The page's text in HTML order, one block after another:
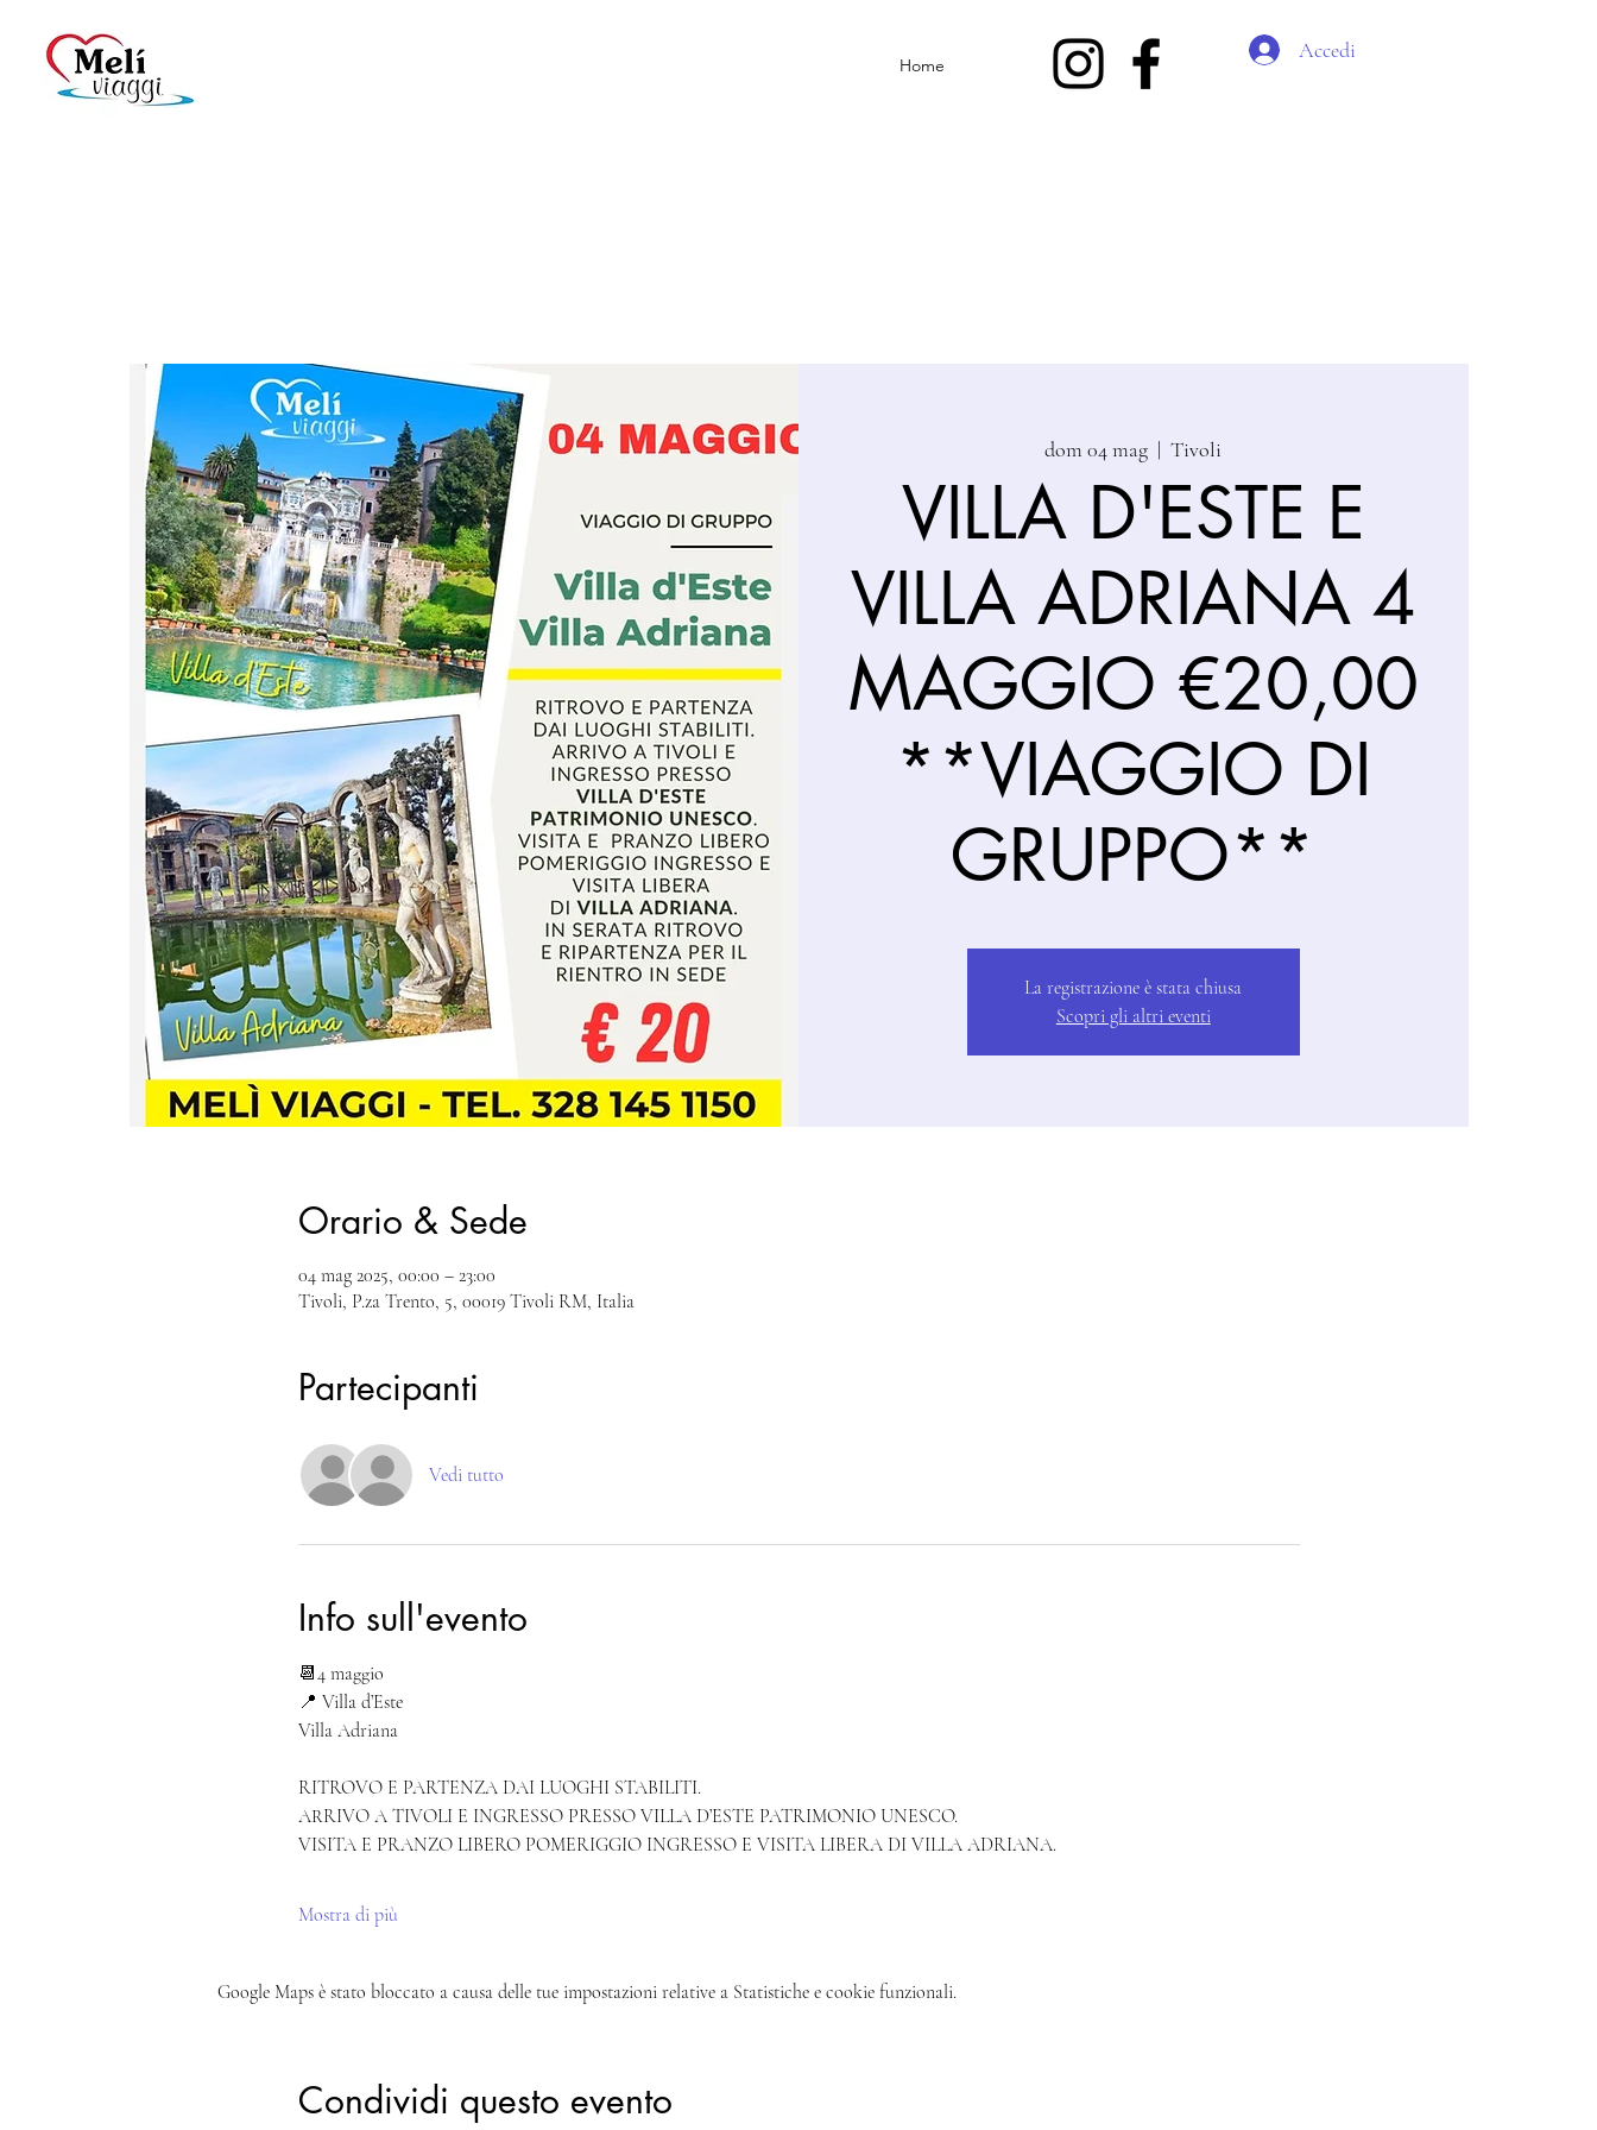
Home
Accedi
dom 04 mag
  |
Tivoli
VILLA D'ESTE E
VILLA ADRIANA 4
MAGGIO €20,00
**VIAGGIO DI
GRUPPO**
La registrazione è stata chiusa
Scopri gli altri eventi
Orario & Sede
04 mag 2025, 00:00 – 23:00
Tivoli, P.za Trento, 5, 00019 Tivoli RM, Italia
Partecipanti
Vedi tutto
Info sull'evento
📆4 maggio
📍 Villa d’Este
Villa Adriana
RITROVO E PARTENZA DAI LUOGHI STABILITI.
ARRIVO A TIVOLI E INGRESSO PRESSO VILLA D’ESTE PATRIMONIO UNESCO.
VISITA E PRANZO LIBERO POMERIGGIO INGRESSO E VISITA LIBERA DI VILLA ADRIANA.
Mostra di più
Google Maps è stato bloccato a causa delle tue impostazioni relative a Statistiche e cookie funzionali.
Condividi questo evento